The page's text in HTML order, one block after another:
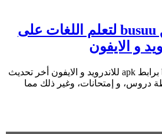
تحميل تطبيق busuu لتعلم اللغات على
و الايفون
تحميل تطبيق busuu برابط apk للاندرويد و الايفون أخر تحديث
دروس، و إمتحانات، وغير ذلك مما